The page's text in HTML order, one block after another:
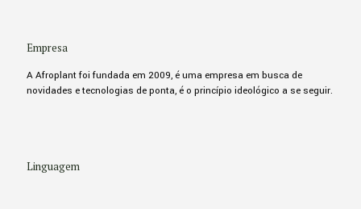
Empresa
A Afroplant foi fundada em 2009, é uma empresa em busca de
novidades e tecnologias de ponta, é o princípio ideológico a se seguir.
Linguagem